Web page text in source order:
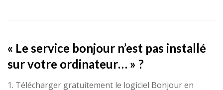
« Le service bonjour n’est pas installé
sur votre ordinateur… » ?
1. Télécharger gratuitement le logiciel Bonjour en